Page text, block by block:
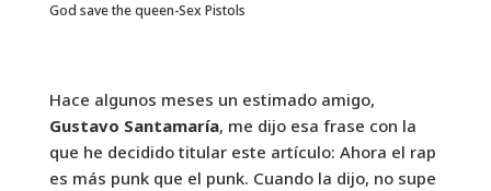
God save the queen-Sex Pistols
Hace algunos meses un estimado amigo,
Gustavo Santamaría, me dijo esa frase con la
que he decidido titular este artículo: Ahora el rap
es más punk que el punk. Cuando la dijo, no supe